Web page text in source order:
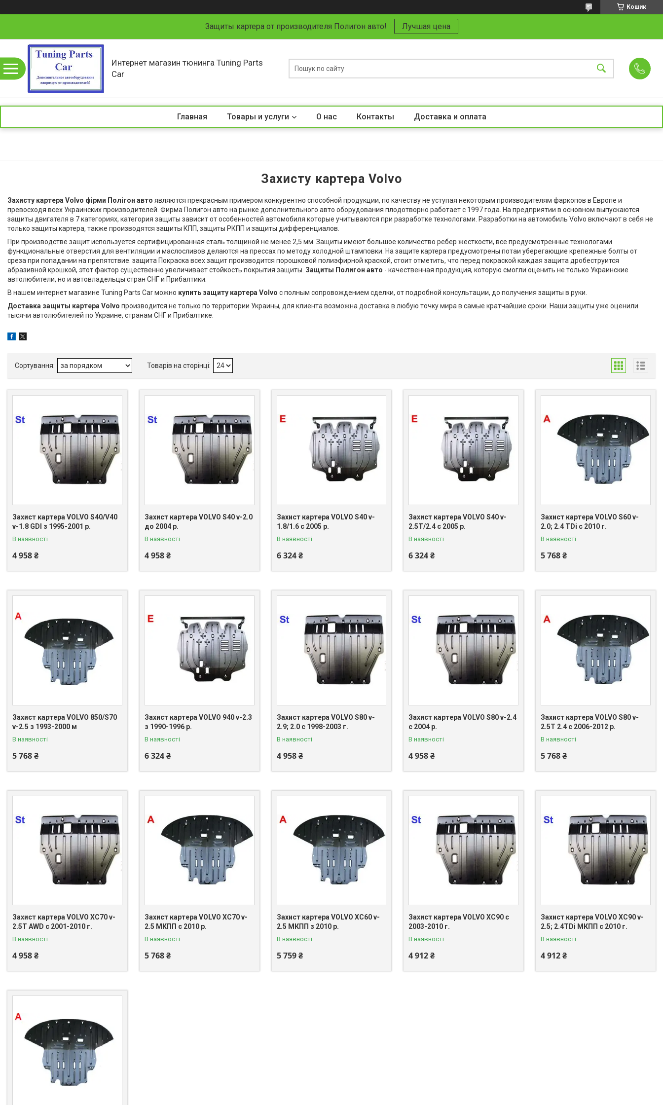
Кошик
Защиты картера от производителя Полигон авто! Лучшая цена
Интернет магазин тюнинга Tuning Parts
Car
Главная Товары и услуги О нас Контакты Доставка и оплата
Захисту картера Volvo
Захисту картера Volvo фірми Полігон авто являются прекрасным примером конкурентно способной продукции, по качеству не уступая некоторым производителям фаркопов в Европе и
превосходя всех Украинских производителей. Фирма Полигон авто на рынке дополнительного авто оборудования плодотворно работает с 1997 года. На предприятии в основном выпускаются
защиты двигателя в 7 категориях, категория защиты зависит от особенностей автомобиля которые учитываются при разработке технологами. Разработки на автомобиль Volvo включают в себя не
только защиты картера, также производятся защиты КПП, защиты РКПП и защиты дифференциалов.
При производстве защит используется сертифицированная сталь толщиной не менее 2,5 мм. Защиты имеют большое количество ребер жесткости, все предусмотренные технологами
функциональные отверстия для вентиляции и маслосливов делаются на прессах по методу холодной штамповки. На защите картера предусмотрены потаи уберегающие крепежные болты от
среза при попадании на препятствие. защита Покраска всех защит производится порошковой полиэфирной краской, стоит отметить, что перед покраской каждая защита дробеструится
абразивной крошкой, этот фактор существенно увеличивает стойкость покрытия защиты. Защиты Полигон авто - качественная продукция, которую смогли оценить не только Украинские
автолюбители, но и автовладельцы стран СНГ и Прибалтики.
В нашем интернет магазине Tuning Parts Car можно купить защиту картера Volvo с полным сопровождением сделки, от подробной консультации, до получения защиты в руки.
Доставка защиты картера Volvo производится не только по территории Украины, для клиента возможна доставка в любую точку мира в самые кратчайшие сроки. Наши защиты уже оценили
тысячи автолюбителей по Украине, странам СНГ и Прибалтике.
Захист картера VOLVO S40/V40
v-1.8 GDI з 1995-2001 р.
В наявності
4 958 ₴
Захист картера VOLVO S40 v-2.0
до 2004 р.
В наявності
4 958 ₴
Захист картера VOLVO S40 v-
1.8/1.6 c 2005 р.
В наявності
6 324 ₴
Захист картера VOLVO S40 v-
2.5T/2.4 c 2005 р.
В наявності
6 324 ₴
Захист картера VOLVO S60 v-
2.0; 2.4 TDi c 2010 г.
В наявності
5 768 ₴
Захист картера VOLVO 850/S70
v-2.5 з 1993-2000 м
В наявності
5 768 ₴
Захист картера VOLVO 940 v-2.3
з 1990-1996 р.
В наявності
6 324 ₴
Захист картера VOLVO S80 v-
2.9; 2.0 с 1998-2003 г.
В наявності
4 958 ₴
Захист картера VOLVO S80 v-2.4
с 2004 р.
В наявності
4 958 ₴
Захист картера VOLVO S80 v-
2.5T 2.4 c 2006-2012 р.
В наявності
5 768 ₴
Захист картера VOLVO XC70 v-
2.5T AWD c 2001-2010 г.
В наявності
4 958 ₴
Захист картера VOLVO XC70 v-
2.5 МКПП c 2010 р.
В наявності
5 768 ₴
Захист картера VOLVO XC60 v-
2.5 МКПП з 2010 р.
В наявності
5 759 ₴
Захист картера VOLVO XC90 c
2003-2010 г.
В наявності
4 912 ₴
Захист картера VOLVO XC90 v-
2.5; 2.4TDi МКПП c 2010 г.
В наявності
4 912 ₴